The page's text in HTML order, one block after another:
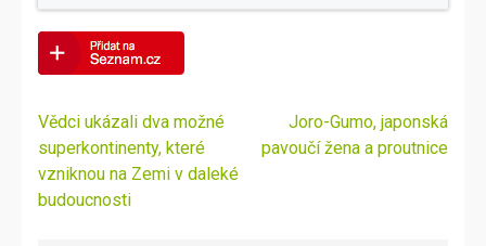
Navigace
pro
příspěvek
Vědci ukázali dva možné
superkontinenty, které
vzniknou na Zemi v daleké
budoucnosti
Joro-Gumo, japonská
pavoučí žena a proutnice